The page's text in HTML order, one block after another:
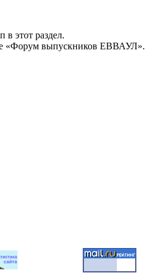
в этот раздел.
«Форум выпускников ЕВВАУЛ».